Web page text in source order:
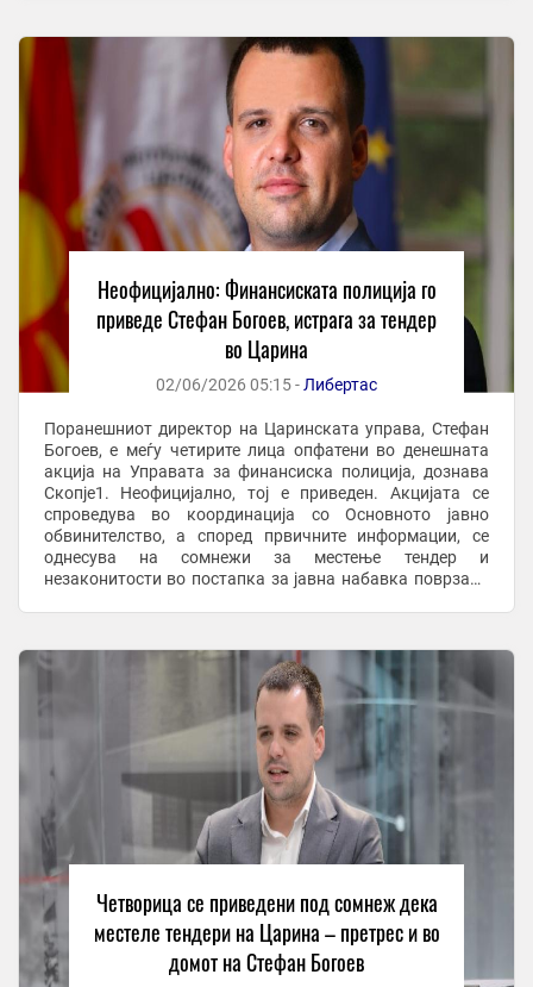
Неофицијално: Финансиската полиција го
приведе Стефан Богоев, истрага за тендер
во Царина
02/06/2026 05:15 - Либертас
Поранешниот директор на Царинската управа, Стефан
Богоев, е меѓу четирите лица опфатени во денешната
акција на Управата за финансиска полиција, дознава
Скопје1. Неофицијално, тој е приведен. Акцијата се
спроведува во координација со Основното јавно
обвинителство, а според првичните информации, се
однесува на сомнежи за местење тендер и
незаконитости во постапка за јавна набавка поврзана
Четворица се приведени под сомнеж дека
местеле тендери на Царина – претрес и во
домот на Стефан Богоев